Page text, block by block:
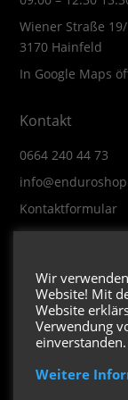
Wiener Straße 19/
3170 Hainfeld
In Google Maps
Kontakt
0664 240 44 73
Kontaktformular
Impressum
Folge uns
Wir
Website! Mit
Website
Verwendung
einverstanden.
Weitere